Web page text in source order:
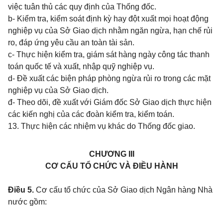
việc tuân thủ các quy định của Thống đốc.
b- Kiểm tra, kiểm soát định kỳ hay đột xuất mọi hoạt động
nghiệp vụ của Sở Giao dịch nhằm ngăn ngừa, hạn chế rủi
ro, đáp ứng yêu cầu an toàn tài sản.
c- Thực hiện kiểm tra, giám sát hàng ngày công tác thanh
toán quốc tế và xuất, nhập quỹ nghiệp vụ.
d- Đề xuất các biện pháp phòng ngừa rủi ro trong các mặt
nghiệp vụ của Sở Giao dịch.
đ- Theo dõi, đề xuất với Giám đốc Sở Giao dịch thực hiện
các kiến nghị của các đoàn kiểm tra, kiểm toán.
13. Thực hiện các nhiệm vụ khác do Thống đốc giao.
CHƯƠNG III
CƠ CẤU TỔ CHỨC VÀ ĐIỀU HÀNH
Điều 5. Cơ cấu tổ chức của Sở Giao dịch Ngân hàng Nhà
nước gồm: